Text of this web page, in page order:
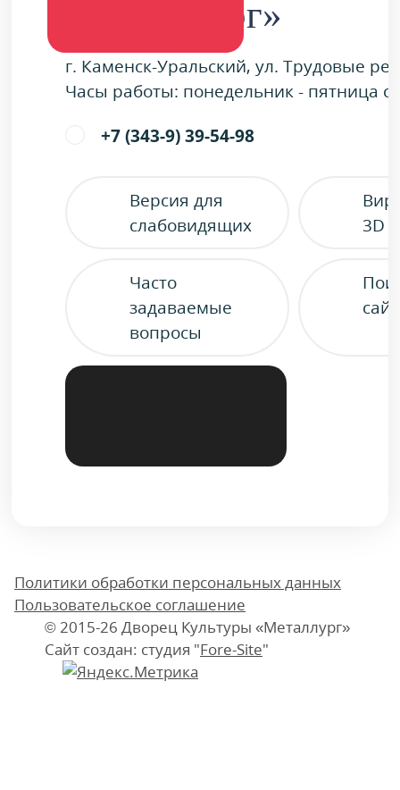
«Металлург»
г. Каменск-Уральский, ул. Трудовые
Часы работы: понедельник - пятница с
+7 (343-9) 39-54-98
Версия для
слабовидящих
3D
Часто
задаваемые
вопросы
Политики обработки персональных данных
Пользовательское соглашение
© 2015-26 Дворец Культуры «Металлург»
Сайт создан: студия "Fore-Site"